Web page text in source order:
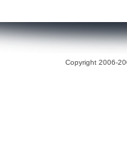
Copyright 2006-